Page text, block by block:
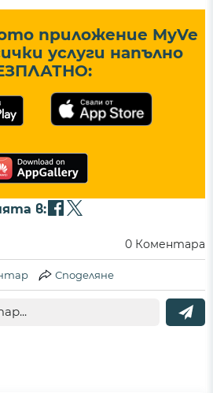
приложение MyVe
услуги напълно
в:
0 Коментара
Споделяне